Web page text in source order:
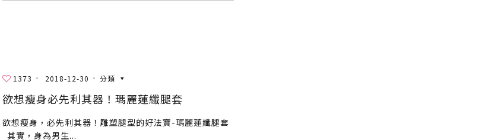
1373 2018-12-30 分類
欲想瘦身必先利其器！瑪麗蓮纖腿套
欲想瘦身，必先利其器！雕塑腿型的好法寶-瑪麗蓮纖腿套
其實，身為男生...